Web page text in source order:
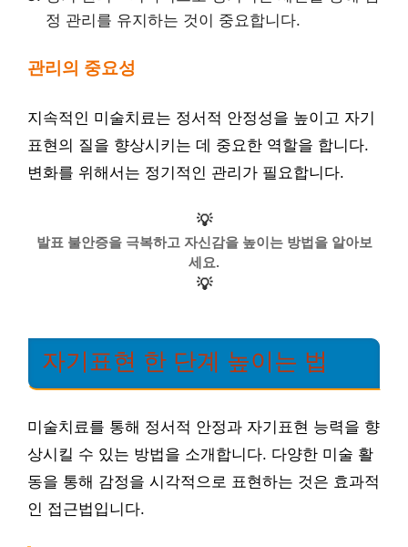
정 관리를 유지하는 것이 중요합니다.
관리의 중요성
지속적인 미술치료는 정서적 안정성을 높이고 자기
표현의 질을 향상시키는 데 중요한 역할을 합니다.
변화를 위해서는 정기적인 관리가 필요합니다.
💡
발표 불안증을 극복하고 자신감을 높이는 방법을 알아보
세요.
💡
자기표현 한 단계 높이는 법
미술치료를 통해 정서적 안정과 자기표현 능력을 향
상시킬 수 있는 방법을 소개합니다. 다양한 미술 활
동을 통해 감정을 시각적으로 표현하는 것은 효과적
인 접근법입니다.